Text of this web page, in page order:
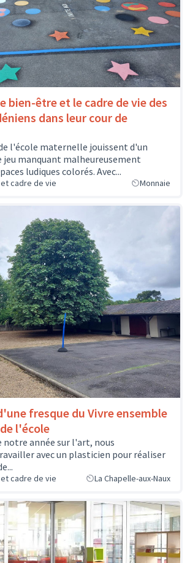
bien-être et le cadre de vie des
dans leur cour de
l'école maternelle jouissent d'un
jeu manquant malheureusement
ludiques colorés. Avec...
cadre de vie Monnaie
fresque du Vivre ensemble
l'école
notre année sur l'art, nous
avec un plasticien pour réaliser
cadre de vie La Chapelle-aux-Naux